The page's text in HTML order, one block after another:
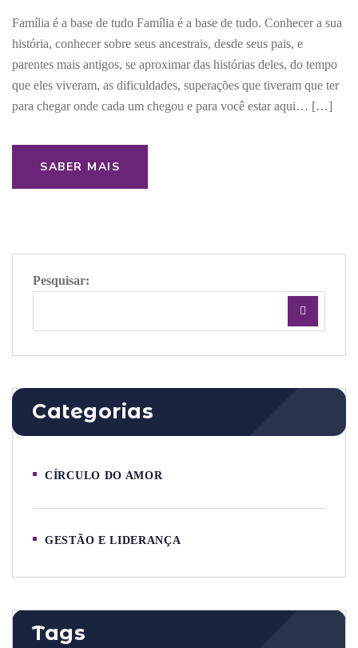
Família é a base de tudo Família é a base de tudo. Conhecer a sua
história, conhecer sobre seus ancestrais, desde seus pais, e
parentes mais antigos, se aproximar das histórias deles, do tempo
que eles viveram, as dificuldades, superações que tiveram que ter
para chegar onde cada um chegou e para você estar aqui… […]
SABER MAIS
Pesquisar:
Categorias
CÍRCULO DO AMOR
GESTÃO E LIDERANÇA
Tags